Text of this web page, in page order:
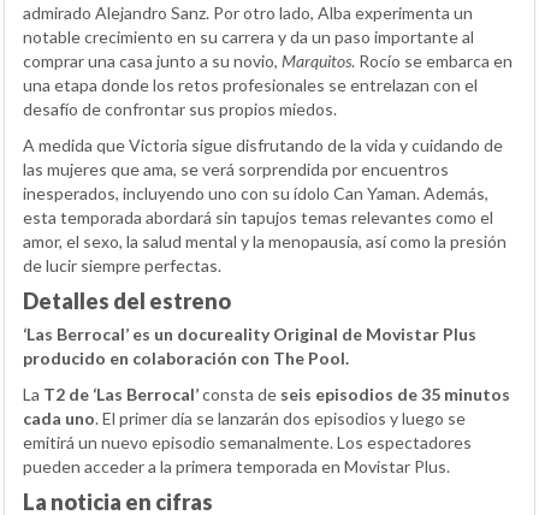
admirado Alejandro Sanz. Por otro lado, Alba experimenta un
notable crecimiento en su carrera y da un paso importante al
comprar una casa junto a su novio, Marquitos. Rocío se embarca en
una etapa donde los retos profesionales se entrelazan con el
desafío de confrontar sus propios miedos.
A medida que Victoria sigue disfrutando de la vida y cuidando de
las mujeres que ama, se verá sorprendida por encuentros
inesperados, incluyendo uno con su ídolo Can Yaman. Además,
esta temporada abordará sin tapujos temas relevantes como el
amor, el sexo, la salud mental y la menopausia, así como la presión
de lucir siempre perfectas.
Detalles del estreno
‘Las Berrocal’ es un docureality Original de Movistar Plus
producido en colaboración con The Pool.
La T2 de ‘Las Berrocal’consta de seis episodios de 35 minutos
cada uno. El primer día se lanzarán dos episodios y luego se
emitirá un nuevo episodio semanalmente. Los espectadores
pueden acceder a la primera temporada en Movistar Plus.
La noticia en cifras